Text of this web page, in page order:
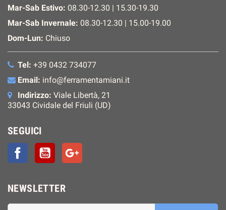
Mar-Sab Estivo: 08.30-12.30 | 15.30-19.30
Mar-Sab Invernale: 08.30-12.30 | 15.00-19.00
Dom-Lun: Chiuso
Tel: +39 0432 734077
Email: info@ferramentamiani.it
Indirizzo: Viale Libertà, 21
33043 Cividale del Friuli (UD)
SEGUICI
FacebookYouTube
NEWSLETTER